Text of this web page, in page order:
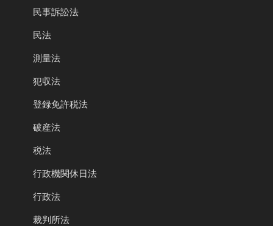
民事訴訟法
民法
測量法
犯収法
登録免許税法
破産法
税法
行政機関休日法
行政法
裁判所法